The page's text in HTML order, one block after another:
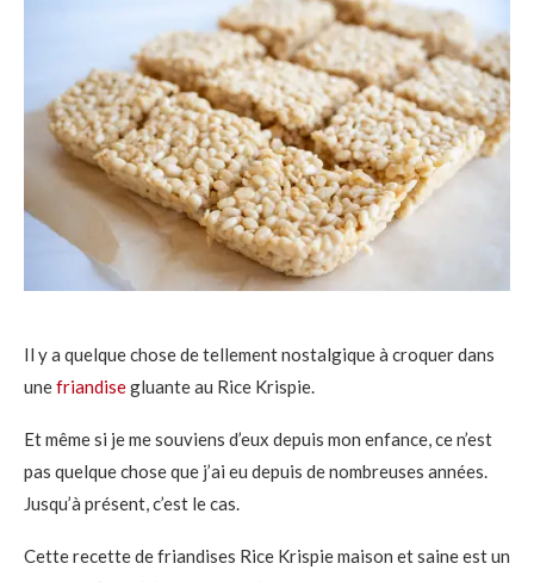
Il y a quelque chose de tellement nostalgique à croquer dans
unefriandisegluante au Rice Krispie.
Et même si je me souviens d’eux depuis mon enfance, ce n’est
pas quelque chose que j’ai eu depuis de nombreuses années.
Jusqu’à présent, c’est le cas.
Cette recette de friandises Rice Krispie maison et saine est un